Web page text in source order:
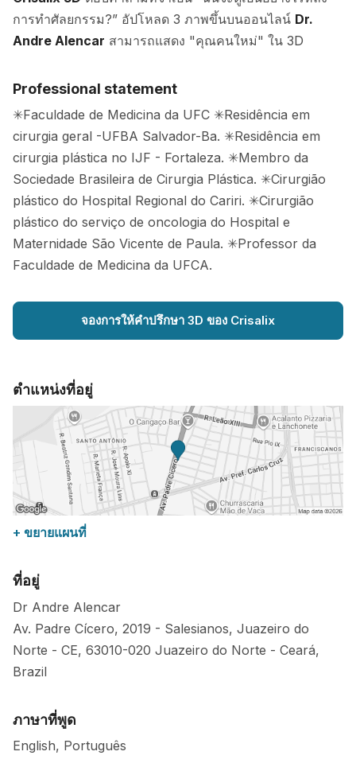
การทำศัลยกรรม?” อัปโหลด 3 ภาพขึ้นบนออนไลน์ Dr.
Andre Alencar สามารถแสดง "คุณคนใหม่" ใน 3D
Professional statement
✳Faculdade de Medicina da UFC ✳Residência em
cirurgia geral -UFBA Salvador-Ba. ✳Residência em
cirurgia plástica no IJF - Fortaleza. ✳Membro da
Sociedade Brasileira de Cirurgia Plástica. ✳Cirurgião
plástico do Hospital Regional do Cariri. ✳Cirurgião
plástico do serviço de oncologia do Hospital e
Maternidade São Vicente de Paula. ✳Professor da
Faculdade de Medicina da UFCA.
จองการให้คำปรึกษา 3D ของ Crisalix
ตำแหน่งที่อยู่
+ ขยายแผนที่
ที่อยู่
Dr Andre Alencar
Av. Padre Cícero, 2019 - Salesianos, Juazeiro do
Norte - CE, 63010-020 Juazeiro do Norte - Ceará,
Brazil
ภาษาที่พูด
English, Português